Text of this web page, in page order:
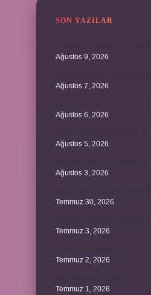
SON YAZILAR
Ağustos 9, 2026
Ağustos 7, 2026
Ağustos 6, 2026
Ağustos 5, 2026
Ağustos 3, 2026
Temmuz 30, 2026
Temmuz 3, 2026
Temmuz 2, 2026
Temmuz 1, 2026